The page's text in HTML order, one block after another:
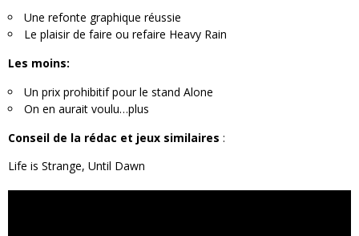
Une refonte graphique réussie
Le plaisir de faire ou refaire Heavy Rain
Les moins:
Un prix prohibitif pour le stand Alone
On en aurait voulu…plus
Conseil de la rédac et jeux similaires :
Life is Strange, Until Dawn